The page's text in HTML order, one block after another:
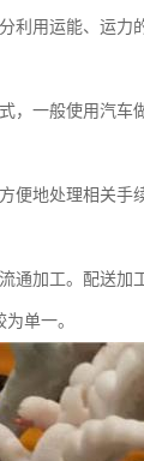
利用运能、运
，一般使用汽
便地处理相关
通加工。配送
单一。